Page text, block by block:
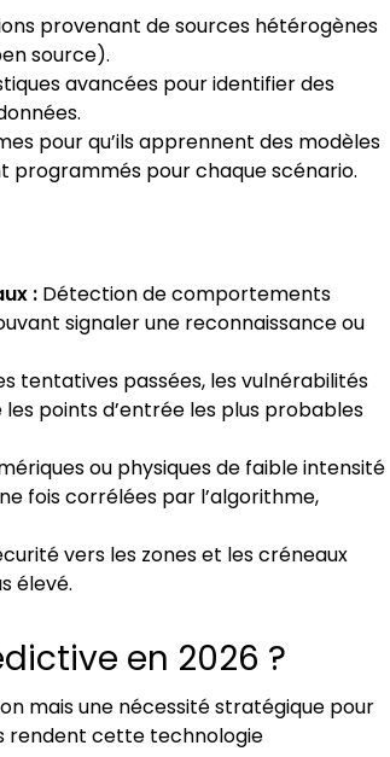
provenant de sources hétérogènes
source).
avancées pour identifier des
pour qu’ils apprennent des modèles
programmés pour chaque scénario.
: Détection de comportements
signaler une reconnaissance ou
tentatives passées, les vulnérabilités
points d’entrée les plus probables
ou physiques de faible intensité
fois corrélées par l’algorithme,
vers les zones et les créneaux
élevé.
en 2026 ?
mais une nécessité stratégique pour
rendent cette technologie